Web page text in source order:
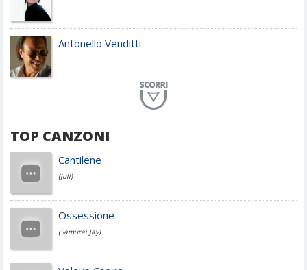
Antonello Venditti
Achille Lauro
Cesare Cremonini
Jovanotti
TOP CANZONI
Cantilene
(Juli)
Ossessione
(Samurai Jay)